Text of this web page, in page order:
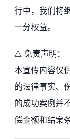
行中，我们将
一分权益。
⚠️ 免责声明：
本宣传内容仅
的法律事实、
的成功案例并
偿金额和结案